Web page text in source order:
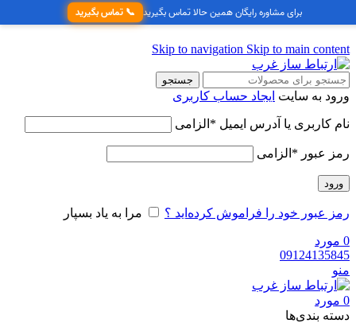
برای مشاوره رایگان همین حالا تماس بگیرید 📞 تماس بگیرید
Skip to navigation Skip to main content
جستجو
ورود به سایت ایجاد حساب کاربری
نام کاربری یا آدرس ایمیل * الزامی
رمز عبور * الزامی
ورود
رمز عبور خود را فراموش کرده‌اید ؟ مرا به یاد بسپار
0 مورد
09124135845
منو
0 مورد
دسته‌ بندی‌ها